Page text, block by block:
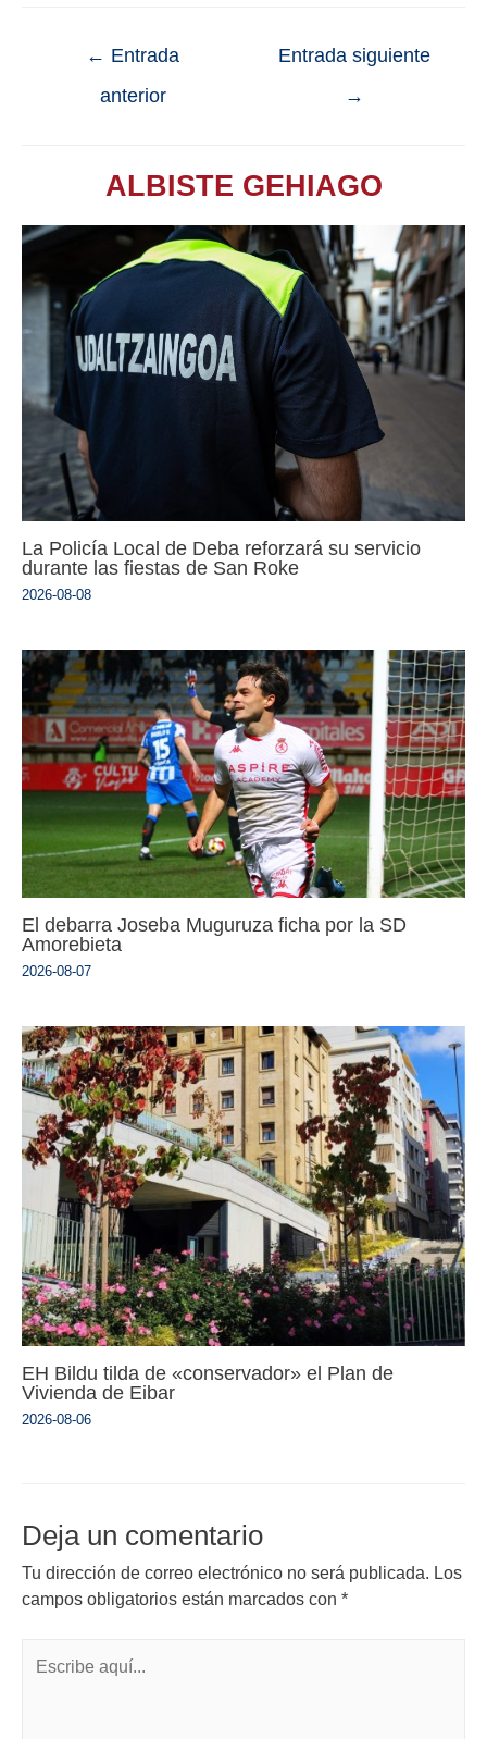
← Entrada
anterior
Entrada siguiente
→
ALBISTE GEHIAGO
La Policía Local de Deba reforzará su servicio
durante las fiestas de San Roke
2026-08-08
El debarra Joseba Muguruza ficha por la SD
Amorebieta
2026-08-07
EH Bildu tilda de «conservador» el Plan de
Vivienda de Eibar
2026-08-06
Deja un comentario
Tu dirección de correo electrónico no será publicada. Los
campos obligatorios están marcados con *